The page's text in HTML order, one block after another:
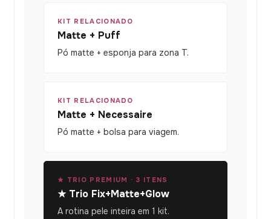
KIT RELACIONADO
Matte + Puff
Pó matte + esponja para zona T.
KIT RELACIONADO
Matte + Necessaire
Pó matte + bolsa para viagem.
★ TRIO PREMIUM · 3 ITENS
★ Trio Fix+Matte+Glow
A rotina pele inteira em 1 kit.